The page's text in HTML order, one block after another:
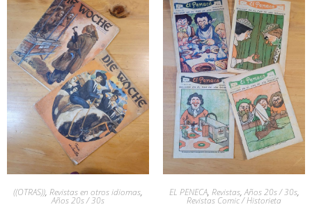
((OTRAS)), Revistas en otros idiomas,
Años 20s / 30s
EL PENECA, Revistas,Años 20s / 30s,
Revistas Comic / Historieta